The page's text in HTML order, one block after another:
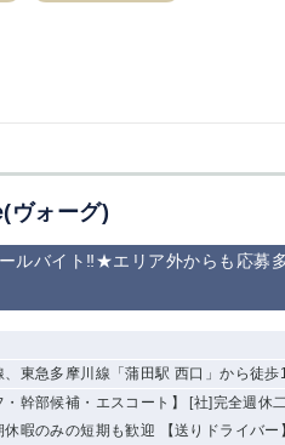
ォーグ)
ルバイト‼★エリア外からも応募
東急多摩川線「蒲田駅 西口」から徒歩
・幹部候補・エスコート】 [社]完全週
暇のみの短期も歓迎 【送りドライバー
ら
東
線
」
口）
宿
橋 錦糸町(南口) 蒲田(西口)
三鷹
亀戸